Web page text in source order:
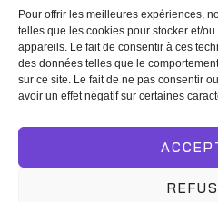
Pour offrir les meilleures expériences,
telles que les cookies pour stocker et/
appareils. Le fait de consentir à ces
des données telles que le
sur ce site. Le fait de ne pas consentir
avoir un effet négatif sur certaines
Copyright © 2025. L’art scène
internet
Conditions générales de